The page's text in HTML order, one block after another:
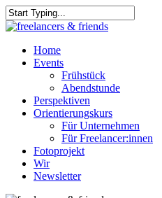
Skip
to
content
Close
Menu
Home
Events
Frühstück
Abendstunde
Perspektiven
Orientierungskurs
Für Unternehmen
Für Freelancer:innen
Fotoprojekt
Wir
Newsletter